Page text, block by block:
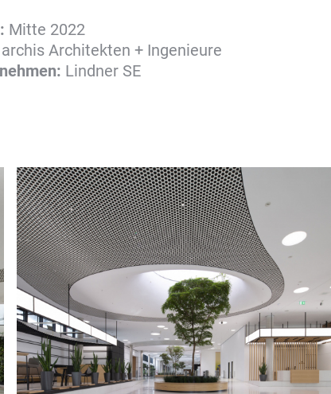
Mitte 2022
archis Architekten + Ingenieure
Lindner SE